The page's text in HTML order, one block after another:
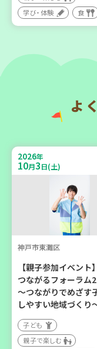
（第4木曜日に開催）
西宮市
野菜を食べよう！ベ
ャンペーン【第２地区
親子で楽しむ
学び・体験
2026年
9 12
学び・体験
食
よ
2026年
10月3日(土)
神戸市東灘区
【親子参加イベント
つながるフォーラム
～つながりでめざす
しやすい地域づくり
子ども
親子で楽しむ